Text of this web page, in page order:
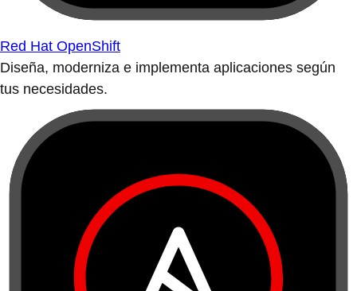
Red Hat OpenShift
Diseña, moderniza e implementa aplicaciones según
tus necesidades.